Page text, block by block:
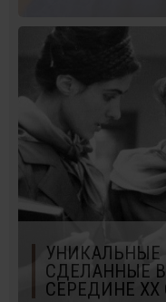
УНИКАЛЬНЫЕ
СДЕЛАННЫЕ
СЕРЕДИНЕ ХХ